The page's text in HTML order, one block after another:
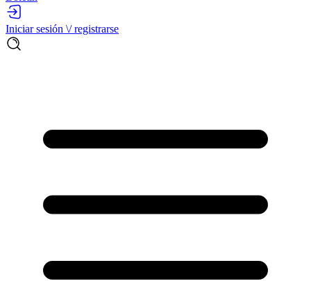
Iniciar sesión \/ registrarse